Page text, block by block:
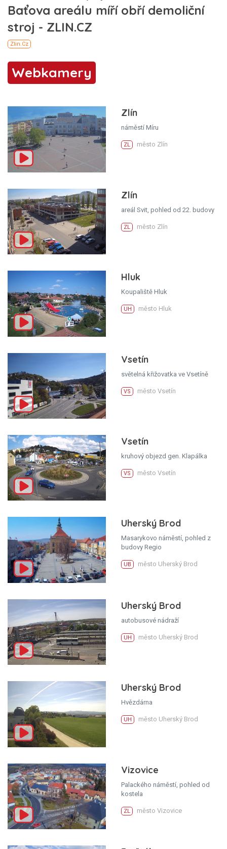
Webkamery
Zlín
náměstí Míru
ZL město Zlín
Zlín
areál Svit, pohled od 22. budovy
ZL město Zlín
Hluk
Koupaliště Hluk
UH město Hluk
Vsetín
světelná křižovatka ve Vsetíně
VS město Vsetín
Vsetín
kruhový objezd gen. Klapálka
VS město Vsetín
Uherský Brod
Masarykovo náměstí, pohled z
budovy Regio
UB město Uherský Brod
Uherský Brod
autobusové nádraží
UH město Uherský Brod
Uherský Brod
Hvězdárna
UH město Uherský Brod
Vizovice
Palackého náměstí, pohled od
kostela
ZL město Vizovice